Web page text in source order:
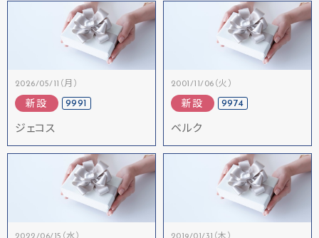
2026/05/11（月）
新設 9991
ジェコス
2001/11/06（火）
新設 9974
ベルク